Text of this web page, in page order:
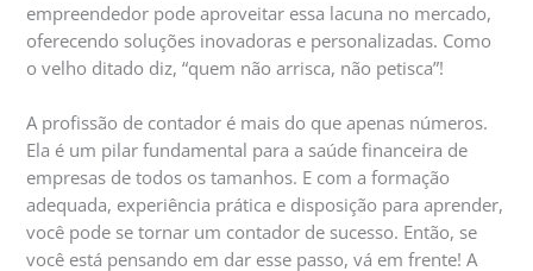
empreendedor pode aproveitar essa lacuna no mercado,
oferecendo soluções inovadoras e personalizadas. Como
o velho ditado diz, “quem não arrisca, não petisca”!
A profissão de contador é mais do que apenas números.
Ela é um pilar fundamental para a saúde financeira de
empresas de todos os tamanhos. E com a formação
adequada, experiência prática e disposição para aprender,
você pode se tornar um contador de sucesso. Então, se
você está pensando em dar esse passo, vá em frente! A